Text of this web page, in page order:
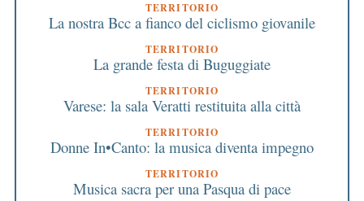
TERRITORIO
La nostra Bcc a fianco del ciclismo giovanile
TERRITORIO
La grande festa di Buguggiate
TERRITORIO
Varese: la sala Veratti restituita alla città
TERRITORIO
Donne In•Canto: la musica diventa impegno
TERRITORIO
Musica sacra per una Pasqua di pace